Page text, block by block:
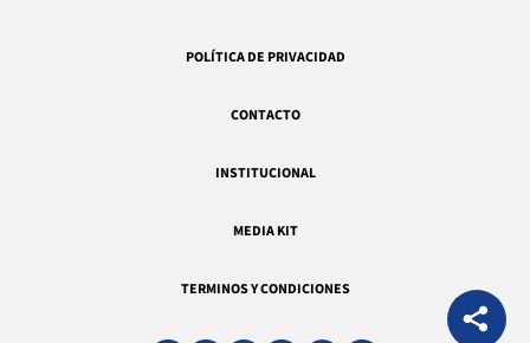
POLÍTICA DE PRIVACIDAD
CONTACTO
INSTITUCIONAL
MEDIA KIT
TERMINOS Y CONDICIONES